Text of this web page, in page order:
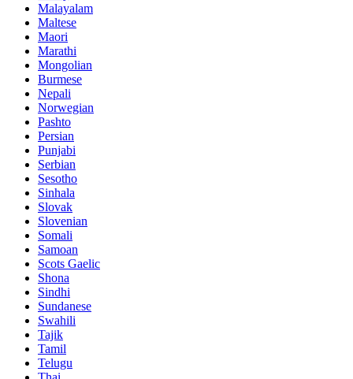
Malayalam
Maltese
Maori
Marathi
Mongolian
Burmese
Nepali
Norwegian
Pashto
Persian
Punjabi
Serbian
Sesotho
Sinhala
Slovak
Slovenian
Somali
Samoan
Scots Gaelic
Shona
Sindhi
Sundanese
Swahili
Tajik
Tamil
Telugu